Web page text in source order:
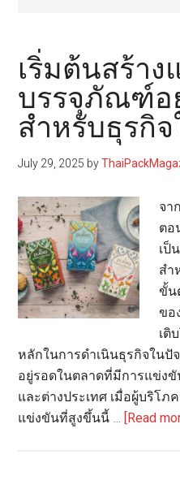
เริ่มต้นสร้า
บรรจุภัณฑ์อ
สำหรับธุรกิจ
July 29, 2025 by
จา
ตอ
เป็
สำ
ขั้น
ขอ
เติ
หลักในการดำเนินธุรกิจใน
อยู่รอดในตลาดที่มีการแข่ง
และต่างประเทศ เมื่อผู้บริโภ
แข่งขันที่สูงขึ้นนี้ …
[Read